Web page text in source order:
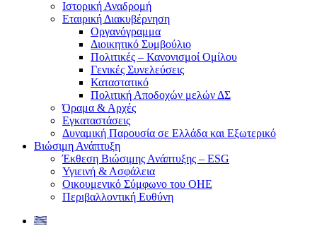
Ιστορική Αναδρομή
Εταιρική Διακυβέρνηση
Οργανόγραμμα
Διοικητικό Συμβούλιο
Πολιτικές – Κανονισμοί Ομίλου
Γενικές Συνελεύσεις
Καταστατικό
Πολιτική Αποδοχών μελών ΔΣ
Όραμα & Αρχές
Εγκαταστάσεις
Δυναμική Παρουσία σε Ελλάδα και Εξωτερικό
Βιώσιμη Ανάπτυξη
Έκθεση Βιώσιμης Ανάπτυξης – ESG
Υγιεινή & Ασφάλεια
Οικουμενικό Σύμφωνο του ΟΗΕ
Περιβαλλοντική Ευθύνη